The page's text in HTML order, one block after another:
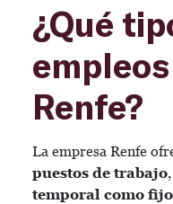
¿Qué
Renfe?
La empresa Renfe
puestos de trabajo,
temporal como fijo